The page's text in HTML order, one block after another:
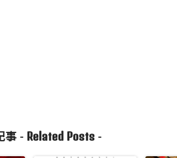
事 - Related Posts-